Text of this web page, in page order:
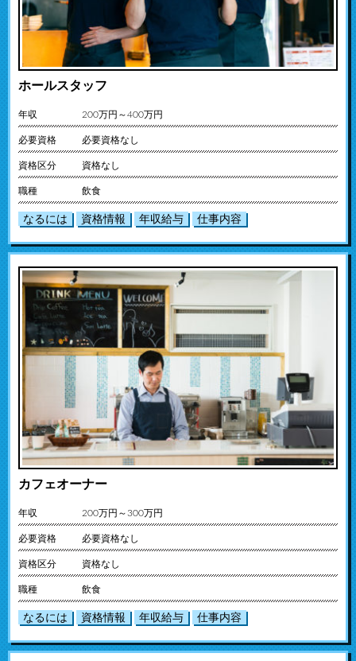
ホールスタッフ
年収 200万円～400万円
必要資格 必要資格なし
資格区分 資格なし
職種 飲食
なるには 資格情報 年収給与 仕事内容
カフェオーナー
年収 200万円～300万円
必要資格 必要資格なし
資格区分 資格なし
職種 飲食
なるには 資格情報 年収給与 仕事内容